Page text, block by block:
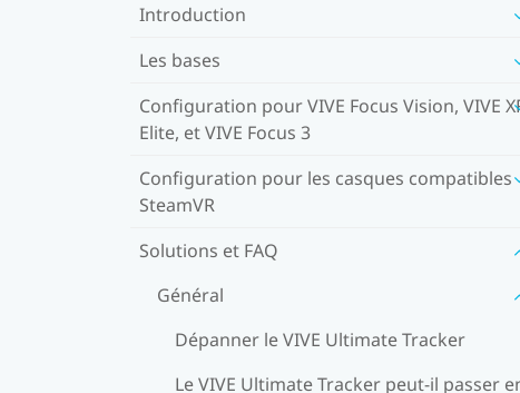
Introduction
Les bases
Configuration pour VIVE Focus Vision, VIVE
Elite, et VIVE Focus 3
Configuration pour les casques compatibles
SteamVR
Solutions et FAQ
Général
Dépanner le VIVE Ultimate Tracker
Le VIVE Ultimate Tracker peut-il passer